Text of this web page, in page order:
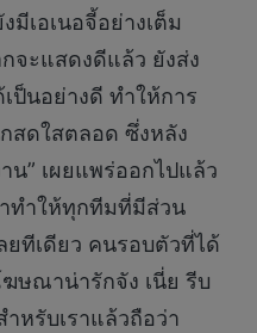
เอเนอจี้อย่างเต็ม
จะแสดงดีแล้ว ยังส่ง
ป็นอย่างดี ทำให้การ
สดใสตลอด ซึ่งหลัง
น” เผยแพร่ออกไปแล้ว
ทำให้ทุกทีมที่มีส่วน
ยทีเดียว คนรอบตัวที่ได้
ษณาน่ารักจัง เนี่ย รีบ
หรับเราแล้วถือว่า